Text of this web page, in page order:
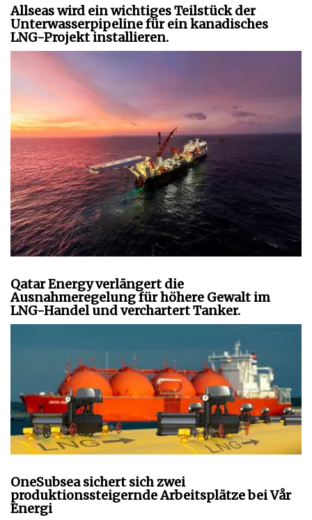
Allseas wird ein wichtiges Teilstück der
Unterwasserpipeline für ein kanadisches
LNG-Projekt installieren.
Qatar Energy verlängert die
Ausnahmeregelung für höhere Gewalt im
LNG-Handel und verchartert Tanker.
OneSubsea sichert sich zwei
produktionssteigernde Arbeitsplätze bei Vår
Energi